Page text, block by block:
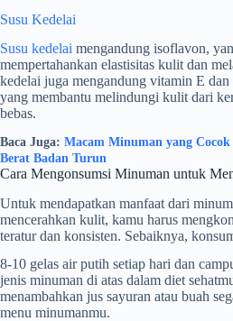
Susu Kedelai
Susu kedelai mengandung isoflavon,
mempertahankan elastisitas kulit dan
kedelai juga mengandung vitamin E
yang membantu melindungi kulit dari
bebas.
Baca Juga: Macam Minuman yang
Berat Badan Turun
Cara Mengonsumsi Minuman untuk
Untuk mendapatkan manfaat dari
mencerahkan kulit, kamu harus
teratur dan konsisten. Sebaiknya,
8-10 gelas air putih setiap hari dan
jenis minuman di atas dalam diet
menambahkan jus sayuran atau buah
menu minumanmu.